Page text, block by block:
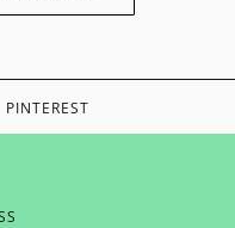
PINTEREST
В КУРСЕ НАШИХ НОВОСТЕЙ,